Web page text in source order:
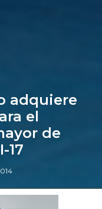
adquiere
el
de
17